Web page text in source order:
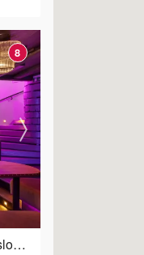
8
HIPPO - unike selskapslokaler sentralt i Oslo - Hippo